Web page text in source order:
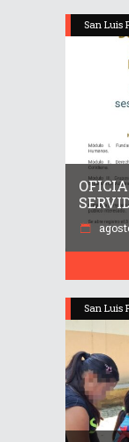
San Luis
San Luis